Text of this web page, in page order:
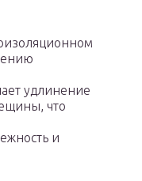
удлинение
что
и